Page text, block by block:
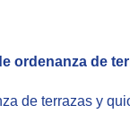
ordenanza de
de terrazas y